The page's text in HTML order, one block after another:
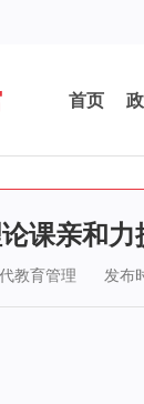
首页
课亲和
教育管理 发布